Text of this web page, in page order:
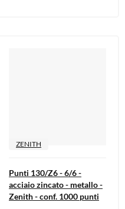
ZENITH
Punti 130/Z6 - 6/6 -
acciaio zincato - metallo -
Zenith - conf. 1000 punti